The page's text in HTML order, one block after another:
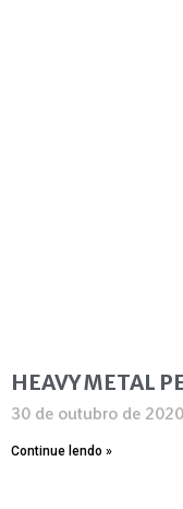
HEAVY METAL
30 de outubro de 2020
Continue lendo »